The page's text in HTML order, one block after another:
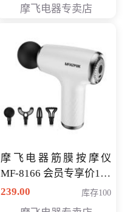
摩飞电器专卖店
摩飞电器筋膜按摩仪
MF-8166 会员专享价168
元
239.00 库存100